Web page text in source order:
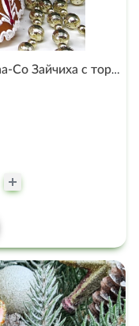
Стеклянная ёлочная игрушка Irena-Co Зайчиха с тортом пряничная